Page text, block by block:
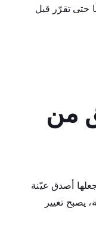
حتى تقرّر قبل
من
أصدق عيّنة
يصبح تغيير